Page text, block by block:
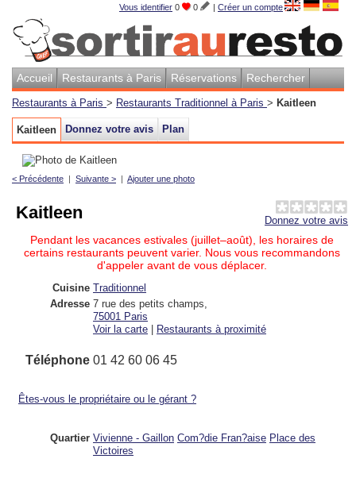
Vous identifier 0 0 | Créer un compte
Accueil Restaurants à Paris Réservations Rechercher
Restaurants à Paris > Restaurants Traditionnel à Paris > Kaitleen
Kaitleen Donnez votre avis Plan
< Précédente | Suivante > | Ajouter une photo
Donnez votre avis
Kaitleen
Pendant les vacances estivales (juillet–août), les horaires de
certains restaurants peuvent varier. Nous vous recommandons
d'appeler avant de vous déplacer.
Cuisine Traditionnel
Adresse 7 rue des petits champs
75001 Paris
Voir la carte
Restaurants à proximité
Téléphone 01 42 60 06 45
Êtes-vous le propriétaire ou le gérant ?
Quartier Vivienne - Gaillon Com?die Fran?aise Place des
Victoires